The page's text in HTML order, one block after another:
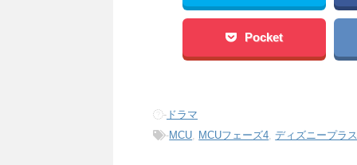
Pocket
- ドラマ
-MCU MCUフェーズ4 ,ディズニープラス